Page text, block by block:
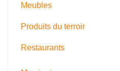
Meubles
Produits du terroir
Restaurants